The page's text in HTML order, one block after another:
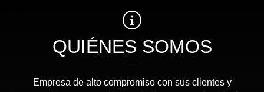
QUIÉNES SOMOS
Empresa de alto compromiso con sus clientes y